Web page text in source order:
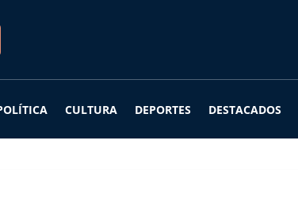
CULTURA DEPORTES DESTACADOS